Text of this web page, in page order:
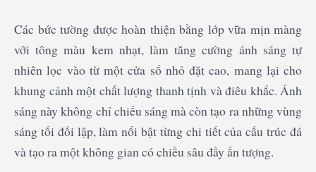
Các bức tường được hoàn thiện bằng lớp vữa mịn màng
với tông màu kem nhạt, làm tăng cường ánh sáng tự
nhiên lọc vào từ một cửa sổ nhỏ đặt cao, mang lại cho
khung cảnh một chất lượng thanh tịnh và điêu khắc. Ánh
sáng này không chỉ chiếu sáng mà còn tạo ra những vùng
sáng tối đối lập, làm nổi bật từng chi tiết của cấu trúc đá
và tạo ra một không gian có chiều sâu đầy ấn tượng.